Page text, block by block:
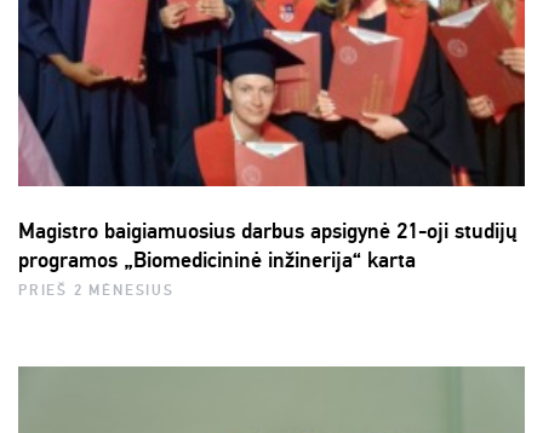
Magistro baigiamuosius darbus apsigynė 21-oji studijų
programos „Biomedicininė inžinerija“ karta
PRIEŠ 2 MĖNESIUS